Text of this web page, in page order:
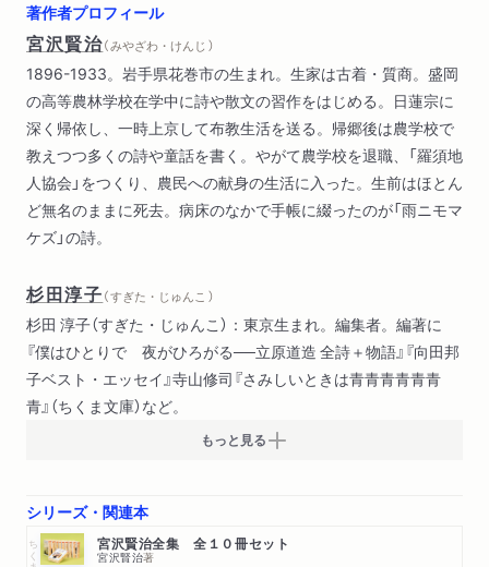
音の章
著作者プロフィール
宮沢賢治（ みやざわ・けんじ ）
1896-1933。岩手県花巻市の生まれ。生家は古着・質商。盛岡
の高等農林学校在学中に詩や散文の習作をはじめる。日蓮宗に
深く帰依し、一時上京して布教生活を送る。帰郷後は農学校で
教えつつ多くの詩や童話を書く。やがて農学校を退職、「羅須地
人協会」をつくり、農民への献身の生活に入った。生前はほとん
ど無名のままに死去。病床のなかで手帳に綴ったのが「雨ニモマ
ケズ」の詩。
杉田淳子（ すぎた・じゅんこ ）
杉田 淳子（すぎた・じゅんこ）：東京生まれ。編集者。編著に
『僕はひとりで 夜がひろがる──立原道造 全詩＋物語』『向田邦
子ベスト・エッセイ』寺山修司『さみしいときは青青青青青青
青』（ちくま文庫）など。
もっと見る
シリーズ・関連本
ちくま文庫 宮沢賢治全集 全１０冊セット
宮沢賢治著